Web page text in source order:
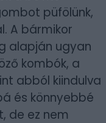
püfölünk,
A bármikor
alapján ugyan
kombók, a
abból kiindulva
és könnyebbé
de ez nem